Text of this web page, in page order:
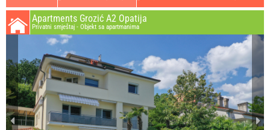
Apartments Grozić A2 Opatija
Privatni smještaj - Objekt sa apartmanima